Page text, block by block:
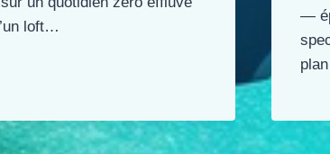
loft…
—